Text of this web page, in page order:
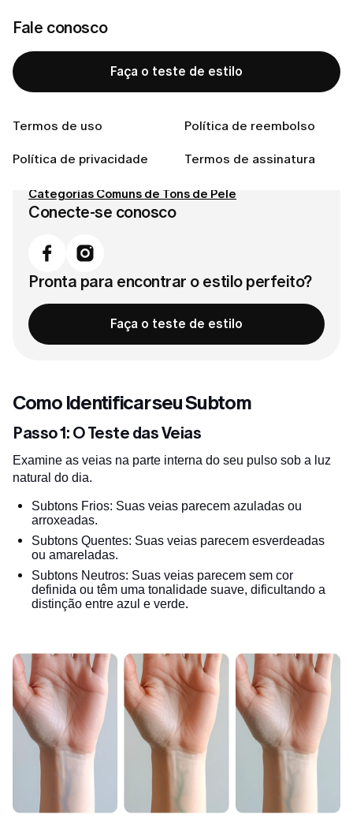
Fale conosco
Faça o teste de estilo
Termos de uso Política de reembolso
Política de privacidade Termos de assinatura
Como Identificar seu Subtom
Passo 1: O Teste das Veias
Examine as veias na parte interna do seu pulso sob a luz
natural do dia.
Subtons Frios: Suas veias parecem azuladas ou
arroxeadas.
Subtons Quentes: Suas veias parecem esverdeadas
ou amareladas.
Subtons Neutros: Suas veias parecem sem cor
definida ou têm uma tonalidade suave, dificultando a
distinção entre azul e verde.
Como Identificar seu Subtom
Passo 1: O Teste das Veias
Passo 3: O Teste do Papel Branco
Categorias Comuns de Tons de Pele
Conecte-se conosco
Pronta para encontrar o estilo perfeito?
Faça o teste de estilo